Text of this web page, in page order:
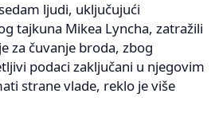
ljudi, uključujući
tajkuna Mikea Lyncha, zatražili
za čuvanje broda, zbog
podaci zaključani u njegovim
strane vlade, reklo je više